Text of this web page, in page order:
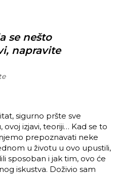
se nešto
napravite
sigurno pršte sve
izjavi, teoriji… Kad se to
prepoznavati neke
u životu u ovo upustili,
sposoban i jak tim, ovo će
iskustva. Doživio sam